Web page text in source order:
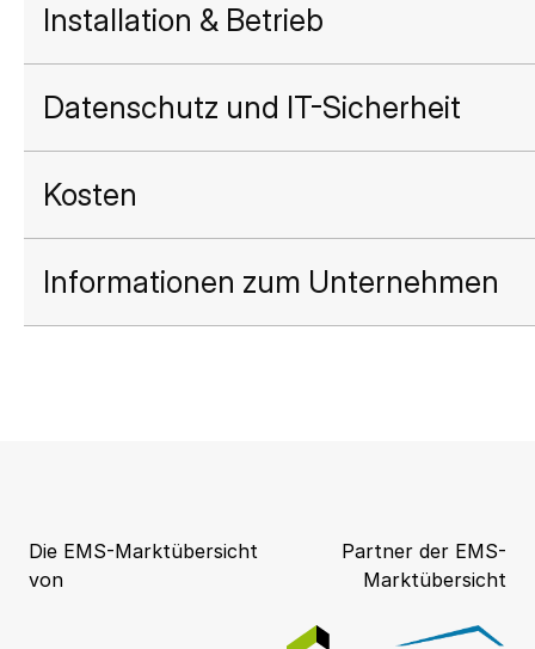
Installation & Betrieb
Datenschutz und IT-Sicherheit
Kosten
Informationen zum Unternehmen
Die EMS-Marktübersicht
von
Partner der EMS-
Marktübersicht